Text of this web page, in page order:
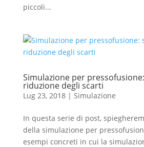
piccoli...
Simulazione per
riduzione degli scarti
Lug 23, 2018| Simulazione
In questa serie di post,
della simulazione per
esempi concreti in cui la